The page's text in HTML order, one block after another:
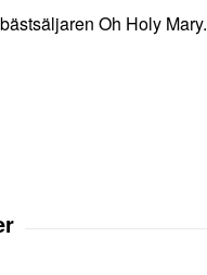
Oh Holy Mary.